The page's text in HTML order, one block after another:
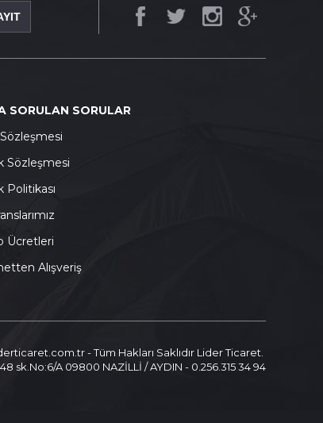
SORULAN SORULAR
Sözleşmesi
Sözleşmesi
Politikası
Ücretleri
Alışveriş
- Tüm Hakları Saklıdır Lider Ticaret.
sk.No:6/A 09800 NAZİLLİ / AYDIN - 0.256.315 34 94